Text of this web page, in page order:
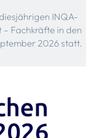
INQA-
– Fachkräfte in den
2026 statt.